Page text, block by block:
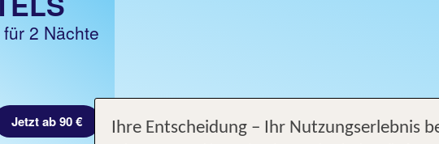
2 Nächte
Jetzt ab 90 € Ihre Entscheidung – Ihr Nutzungserlebnis